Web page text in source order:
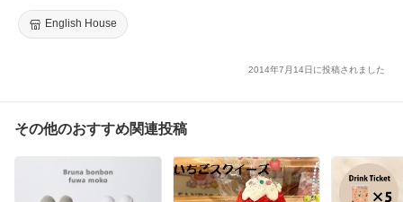
English House
2014年7月14日に投稿されました
その他のおすすめ関連投稿